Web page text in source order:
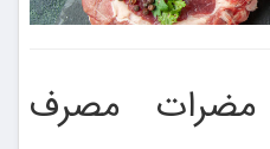
مصرف